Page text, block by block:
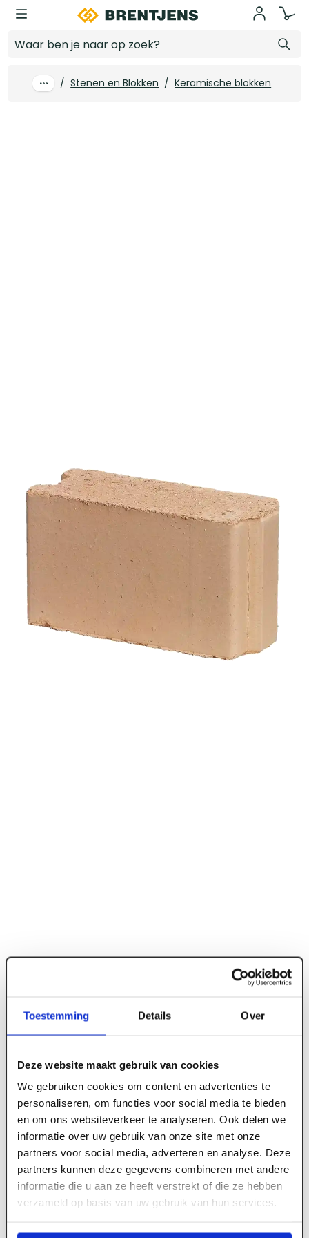
Toestemming Details Over
Deze website maakt gebruik van cookies
We gebruiken cookies om content en advertenties te
personaliseren, om functies voor social media te bieden
en om ons websiteverkeer te analyseren. Ook delen we
informatie over uw gebruik van onze site met onze
partners voor social media, adverteren en analyse. Deze
partners kunnen deze gegevens combineren met andere
informatie die u aan ze heeft verstrekt of die ze hebben
verzameld op basis van uw gebruik van hun services.
Ga naar hoofdinhoud
/ Stenen en Blokken / Keramische blokken
ART001077
(214 st/pal)
Meld je aan of maak een account aan om toegang
te krijgen tot de prijzen.
Log in voor prijzen
Log in voor prijzen